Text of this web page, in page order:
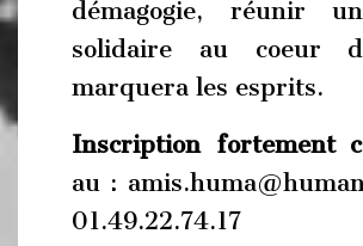
démagogie, réunir
solidaire au coeur
marquera les esprits.
Inscription fortement
au :
01.49.22.74.17